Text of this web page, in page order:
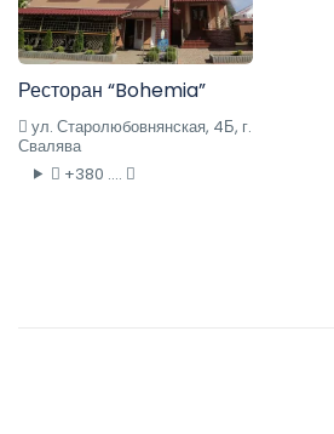
Ресторан “Bohemia”
ул. Старолюбовнянская, 4Б, г.
Свалява
+380 ....